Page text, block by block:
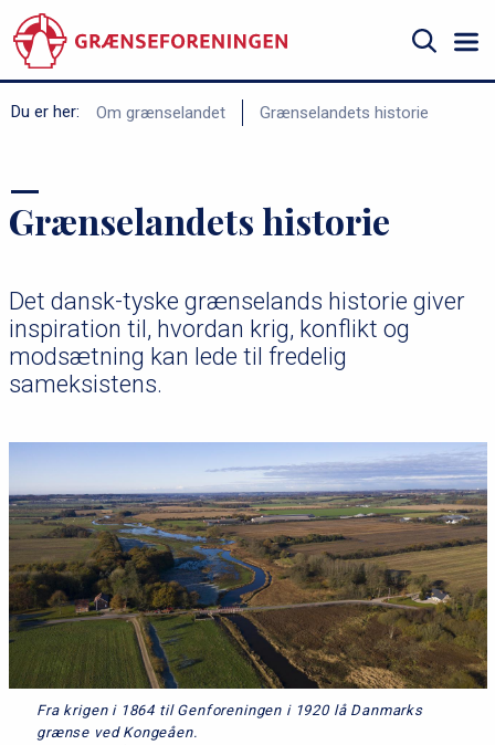
til
hovedindhold
Søg
Du er her:
d
u
m
m
Om grænselandet Grænselandets historie
Grænselandets historie
Det dansk-tyske grænselands historie giver
inspiration til, hvordan krig, konflikt og
modsætning kan lede til fredelig
sameksistens.
Fra krigen i 1864 til Genforeningen i 1920 lå Danmarks
grænse ved Kongeåen.